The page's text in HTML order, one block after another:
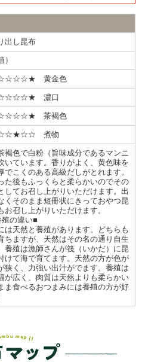
出し昆布
黄金色
濃口
茶褐色
煮物
褐色で白粉（旨味成分であるマンニ
いています。香りがよく、黄色味を
でこくのある高級だしがとれます。
た後もふっくらと柔らかいのでその
してお召し上がりいただけます。出
くそのまま短冊状にきっておやつ昆
お召し上がりいただけます。
の違い■
は天然と養殖があります。どちらも
ちますが、天然はその名の通り自生
養殖は漁師さんが筏（いかだ）に昆
けて海で育てます。天然の方が色が
狭く、力強い出汁がでます。養殖は
が広く、肉質は天然よりも柔らかい
ま食べるおつまみには養殖の方が好